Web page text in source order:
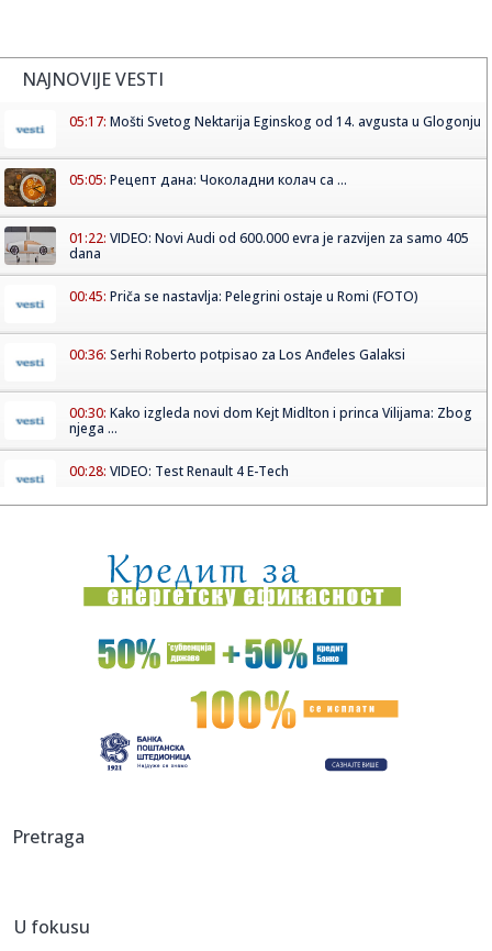
NAJNOVIJE VESTI
05:17: Mošti Svetog Nektarija Eginskog od 14. avgusta u Glogonju
05:05: Рецепт дана: Чоколадни колач са ...
01:22: VIDEO: Novi Audi od 600.000 evra je razvijen za samo 405
dana
00:45: Priča se nastavlja: Pelegrini ostaje u Romi (FOTO)
00:36: Serhi Roberto potpisao za Los Anđeles Galaksi
00:30: Kako izgleda novi dom Kejt Midlton i princa Vilijama: Zbog
njega ...
00:28: VIDEO: Test Renault 4 E-Tech
00:24:Džeko u centru spektakla: Šalke okupio više hiljada navijača
00:24:Bez golova u Hercegovini: Široki i Sloga, Sarajevo i Radnik
remi...
Đura Đ. Trajković br. 26: Plejlista za sivu zonu (Fontaines
00:17:Velika akcija tokom noći i ranog jutra u Beogradu: Ekipe
23:46:
Pretraga
U fokusu